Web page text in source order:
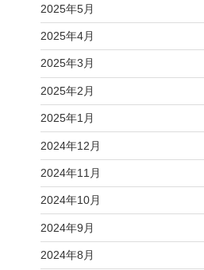
2025年5月
2025年4月
2025年3月
2025年2月
2025年1月
2024年12月
2024年11月
2024年10月
2024年9月
2024年8月